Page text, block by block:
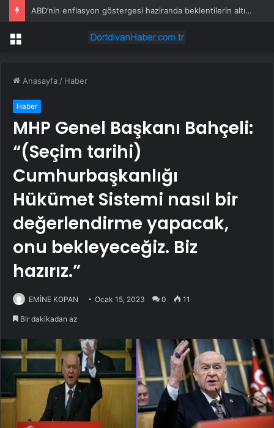
ABD’nin enflasyon göstergesi haziranda beklentilerin altında arttı
Menü
Anasayfa / Haber
Haber
MHP Genel Başkanı Bahçeli:
“(Seçim tarihi)
Cumhurbaşkanlığı
Hükümet Sistemi nasıl bir
değerlendirme yapacak,
onu bekleyeceğiz. Biz
hazırız.”
EMİNE KOPAN Ocak 15, 2023 0 11
Bir dakikadan az